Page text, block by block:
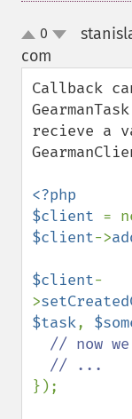
up0
com
Callback
recieve a
<?php
$client =
$client->
$client-
>
$task,
// now we
});